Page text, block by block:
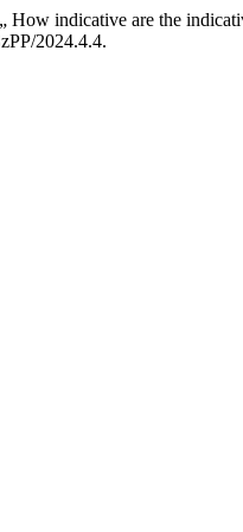
indicative are the
2024.4.4.